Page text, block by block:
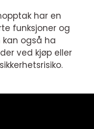
har en
funksjoner og
også ha
ved kjøp eller